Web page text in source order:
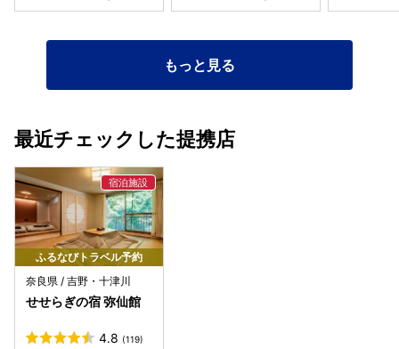
もっと見る
最近チェックした提携店
ふるなびトラベル予約
奈良県 / 吉野・十津川
せせらぎの宿 弥仙館
4.8 (119)